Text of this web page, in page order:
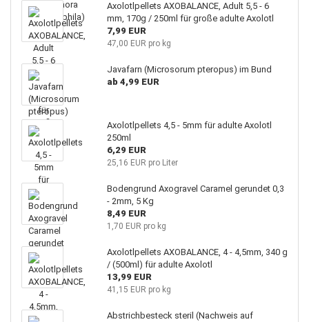
Axolotlpellets AXOBALANCE, Adult 5,5 - 6
mm, 170g / 250ml für große adulte Axolotl
7,99 EUR
47,00 EUR pro kg
Javafarn (Microsorum pteropus) im Bund
ab 4,99 EUR
Axolotlpellets 4,5 - 5mm für adulte Axolotl
250ml
6,29 EUR
25,16 EUR pro Liter
Bodengrund Axogravel Caramel gerundet 0,3
- 2mm, 5 Kg
8,49 EUR
1,70 EUR pro kg
Axolotlpellets AXOBALANCE, 4 - 4,5mm, 340 g
/ (500ml) für adulte Axolotl
13,99 EUR
41,15 EUR pro kg
Abstrichbesteck steril (Nachweis auf